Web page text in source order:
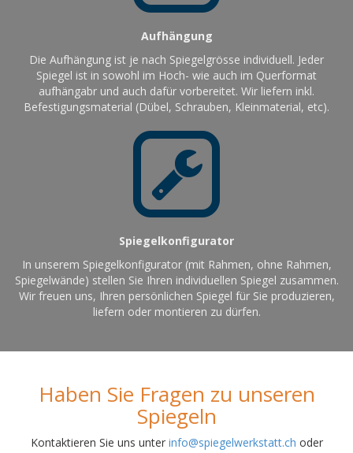
Aufhängung
Die Aufhängung ist je nach Spiegelgrösse individuell. Jeder
Spiegel ist in sowohl im Hoch- wie auch im Querformat
aufhängabr und auch dafür vorbereitet. Wir liefern inkl.
Befestigungsmaterial (Dübel, Schrauben, Kleinmaterial, etc).
Spiegelkonfigurator
In unserem Spiegelkonfigurator (mit Rahmen, ohne Rahmen,
Spiegelwände) stellen Sie Ihren individuellen Spiegel zusammen.
Wir freuen uns, Ihren persönlichen Spiegel für Sie produzieren,
liefern oder montieren zu dürfen.
Haben Sie Fragen zu unseren
Spiegeln
Kontaktieren Sie uns unter info@spiegelwerkstatt.ch oder